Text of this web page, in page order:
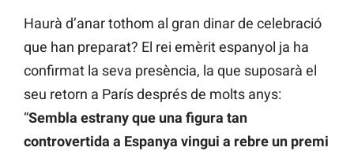
Haurà d’anar tothom al gran dinar de celebració
que han preparat? El rei emèrit espanyol ja ha
confirmat la seva presència, la que suposarà el
seu retorn a París després de molts anys:
“Sembla estrany que una figura tan
controvertida a Espanya vingui a rebre un premi